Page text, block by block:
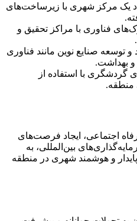
یک مرکز شهری با زیرساخت‌های
فناوری با مراکز تحقیق و
و توسعه صنایع نوین مانند فناوری
و بهداشت.
گردشگری با استفاده از
منطقه.
اجتماعی، ایجاد فرصت‌های
بین‌المللی، به
و هوشمند شهری در منطقه